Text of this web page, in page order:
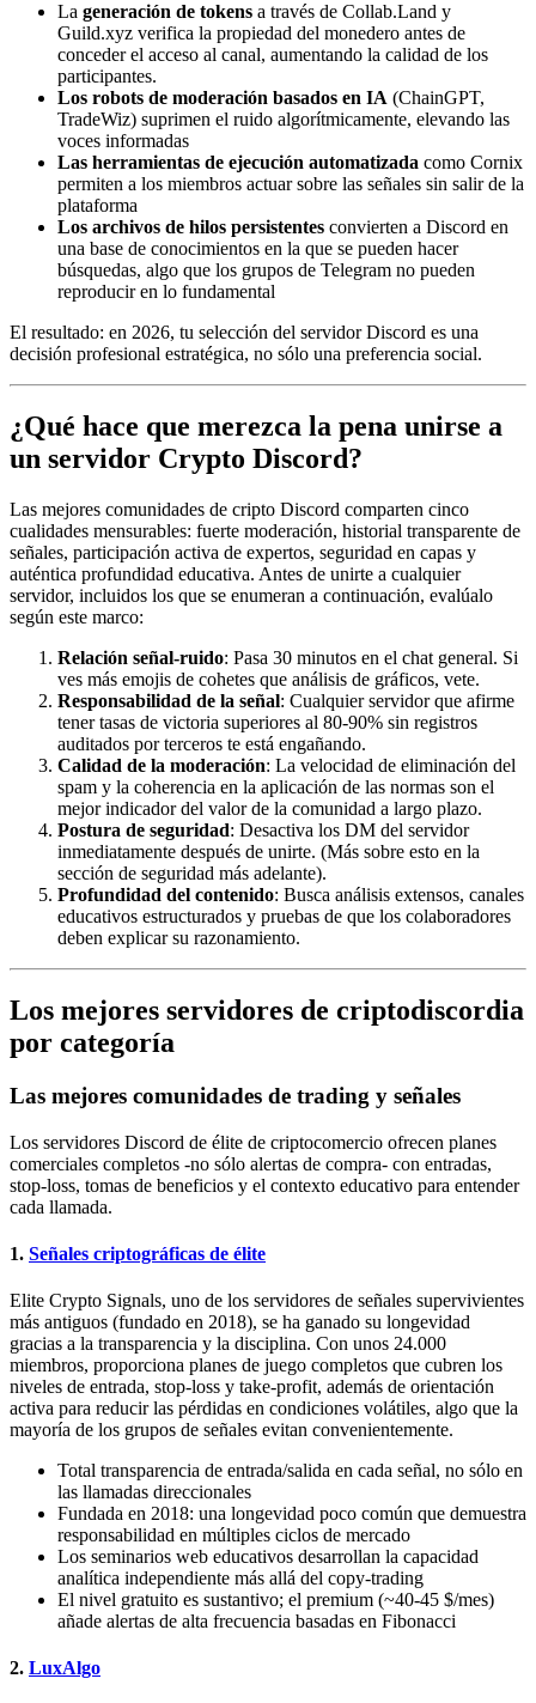
La generación de tokens a través de Collab.Land y
Guild.xyz verifica la propiedad del monedero antes de
conceder el acceso al canal, aumentando la calidad de los
participantes.
Los robots de moderación basados en IA (ChainGPT,
TradeWiz) suprimen el ruido algorítmicamente, elevando las
voces informadas
Las herramientas de ejecución automatizada como Cornix
permiten a los miembros actuar sobre las señales sin salir de la
plataforma
Los archivos de hilos persistentes convierten a Discord en
una base de conocimientos en la que se pueden hacer
búsquedas, algo que los grupos de Telegram no pueden
reproducir en lo fundamental
El resultado: en 2026, tu selección del servidor Discord es una
decisión profesional estratégica, no sólo una preferencia social.
¿Qué hace que merezca la pena unirse a
un servidor Crypto Discord?
Las mejores comunidades de cripto Discord comparten cinco
cualidades mensurables: fuerte moderación, historial transparente de
señales, participación activa de expertos, seguridad en capas y
auténtica profundidad educativa. Antes de unirte a cualquier
servidor, incluidos los que se enumeran a continuación, evalúalo
según este marco:
Relación señal-ruido: Pasa 30 minutos en el chat general. Si
ves más emojis de cohetes que análisis de gráficos, vete.
Responsabilidad de la señal: Cualquier servidor que afirme
tener tasas de victoria superiores al 80-90% sin registros
auditados por terceros te está engañando.
Calidad de la moderación: La velocidad de eliminación del
spam y la coherencia en la aplicación de las normas son el
mejor indicador del valor de la comunidad a largo plazo.
Postura de seguridad: Desactiva los DM del servidor
inmediatamente después de unirte. (Más sobre esto en la
sección de seguridad más adelante).
Profundidad del contenido: Busca análisis extensos, canales
educativos estructurados y pruebas de que los colaboradores
deben explicar su razonamiento.
Los mejores servidores de criptodiscordia
por categoría
Las mejores comunidades de trading y señales
Los servidores Discord de élite de criptocomercio ofrecen planes
comerciales completos -no sólo alertas de compra- con entradas,
stop-loss, tomas de beneficios y el contexto educativo para entender
cada llamada.
1. Señales criptográficas de élite
Elite Crypto Signals, uno de los servidores de señales supervivientes
más antiguos (fundado en 2018), se ha ganado su longevidad
gracias a la transparencia y la disciplina. Con unos 24.000
miembros, proporciona planes de juego completos que cubren los
niveles de entrada, stop-loss y take-profit, además de orientación
activa para reducir las pérdidas en condiciones volátiles, algo que la
mayoría de los grupos de señales evitan convenientemente.
Total transparencia de entrada/salida en cada señal, no sólo en
las llamadas direccionales
Fundada en 2018: una longevidad poco común que demuestra
responsabilidad en múltiples ciclos de mercado
Los seminarios web educativos desarrollan la capacidad
analítica independiente más allá del copy-trading
El nivel gratuito es sustantivo; el premium (~40-45 $/mes)
añade alertas de alta frecuencia basadas en Fibonacci
2. LuxAlgo